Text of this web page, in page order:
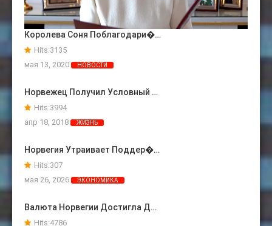
Королева Соня Поблагодари�…
Hits:3135
мая 13, 2020
НОВОСТИ
Норвежец Получил Условный …
Hits:3994
апр 18, 2018
ЖИЗНЬ
Норвегия Утраивает Поддер�…
Hits:307
мая 26, 2026
ЭКОНОМИКА
Валюта Норвегии Достигла Д…
Hits:4786